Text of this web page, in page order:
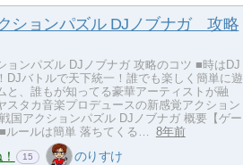
ションパズル DJノブナガ 攻略
ョンパズル DJノブナガ 攻略のコツ ■時はDJ
DJバトルで天下統一！誰でも楽しく簡単に遊
と、誰もが知ってる豪華アーティストが融
スタカ音楽プロデュースの新感覚アクション
国アクションパズル DJノブナガ 概要【ゲー
ルールは簡単 落ちてくる… 8年前
15 のりすけ